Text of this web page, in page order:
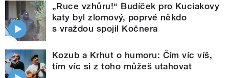
„Ruce vzhůru!“ Budíček pro Kuciakovy
katy byl zlomový, poprvé někdo
s vraždou spojil Kočnera
Kozub a Krhut o humoru: Čím víc víš,
tím víc si z toho můžeš utahovat